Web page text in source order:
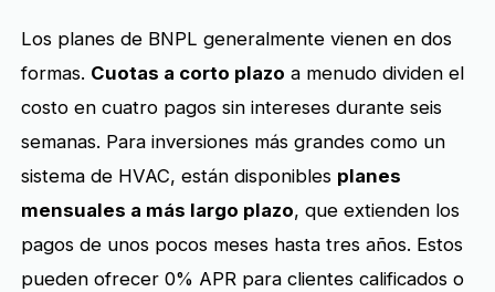
Los planes de BNPL generalmente vienen en dos
formas. Cuotas a corto plazo a menudo dividen el
costo en cuatro pagos sin intereses durante seis
semanas. Para inversiones más grandes como un
sistema de HVAC, están disponibles planes
mensuales a más largo plazo, que extienden los
pagos de unos pocos meses hasta tres años. Estos
pueden ofrecer 0% APR para clientes calificados o